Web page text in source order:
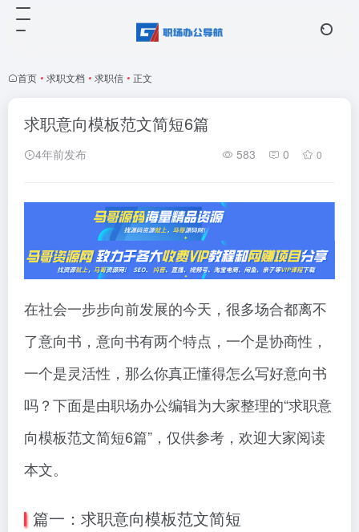
首页 • 求职文档 • 求职信 • 正文
求职意向模板范文简短6篇
4年前发布 583 0 0
在社会一步步向前发展的今天，很多场合都离不
了意向书，意向书有两个特点，一个是协商性，
一个是灵活性，那么你真正懂得怎么写好意向书
吗？下面是由职场办公编辑为大家整理的“求职意
向模板范文简短6篇”，仅供参考，欢迎大家阅读
本文。
篇一：求职意向模板范文简短